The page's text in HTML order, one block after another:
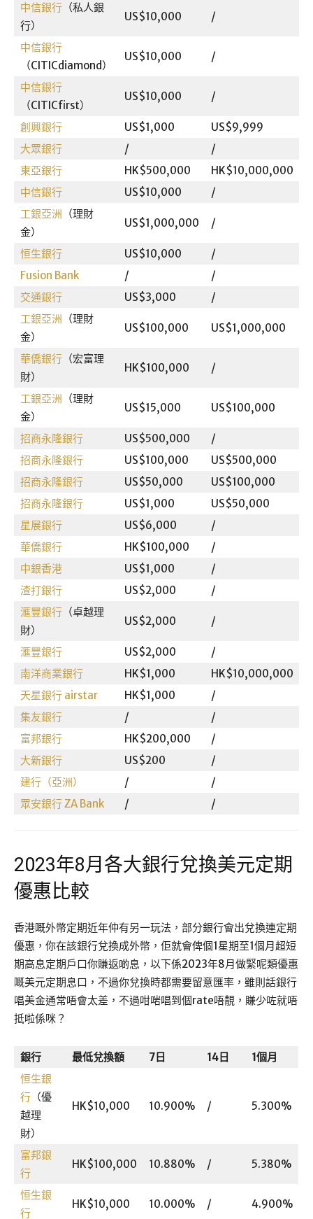
中信銀行 （私人銀
行）
US$10,000 /
中信銀行
（CITICdiamond）
US$10,000 /
中信銀行
（CITICfirst）
US$10,000 /
創興銀行 US$1,000 US$9,999
大眾銀行
/ /
東亞銀行
HK$500,000 HK$10,000,000
中信銀行
US$10,000 /
工銀亞洲
（理財
金）
US$1,000,000 /
恒生銀行 US$10,000 /
Fusion Bank
/ /
交通銀行
US$3,000 /
工銀亞洲
（理財
金）
US$100,000 US$1,000,000
華僑銀行 （宏富理
財）
HK$100,000 /
工銀亞洲
（理財
金）
US$15,000 US$100,000
招商永隆銀行 US$500,000 /
招商永隆銀行
US$100,000 US$500,000
招商永隆銀行
US$50,000 US$100,000
招商永隆銀行
US$1,000 US$50,000
星展銀行
US$6,000 /
華僑銀行
HK$100,000 /
中銀香港
US$1,000 /
渣打銀行
US$2,000 /
滙豐銀行 （卓越理
財）
US$2,000 /
滙豐銀行 US$2,000 /
南洋商業銀行
HK$1,000 HK$10,000,000
天星銀行 airstar
HK$1,000 /
集友銀行
/ /
富邦銀行
HK$200,000 /
大新銀行
US$200 /
建行（亞洲）
/ /
眾安銀行 ZA Bank
/ /
2023年8月各大銀行兌換美元定期
優惠比較
香港嘅外幣定期近年仲有另一玩法，部分銀行會出兌換連定期
優惠，你在該銀行兌換成外幣，佢就會俾個1星期至1個月超短
期高息定期戶口你賺返啲息，以下係2023年8月做緊呢類優惠
嘅美元定期息口，不過你兌換時都需要留意匯率，雖則話銀行
唱美金通常唔會太差，不過咁啱唱到個rate唔靚，賺少咗就唔
抵啦係咪？
銀行 最低兌換額 7 日 14 日 1個月
恒生銀
行 （優
越理
財）
HK$10,000 10.900% / 5.300%
富邦銀
行
HK$100,000 10.880% / 5.380%
恒生銀
行
HK$10,000 10.000% / 4.900%